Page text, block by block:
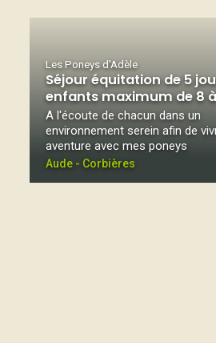
Les Poneys d'Adèle
Séjour équitation de 5
enfants maximum de 8 à
A l'écoute de chacun dans un
environnement serein afin de
aventure avec mes poneys
Aude - Corbières